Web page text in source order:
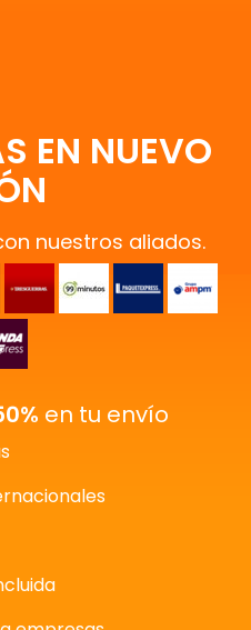
EN NUEVO
nuestros aliados.
en tu envío